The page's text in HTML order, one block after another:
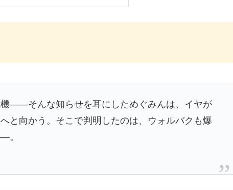
――そんな知らせを耳にしためぐみんは、イヤが
と向かう。そこで判明したのは、ウォルバクも爆
。